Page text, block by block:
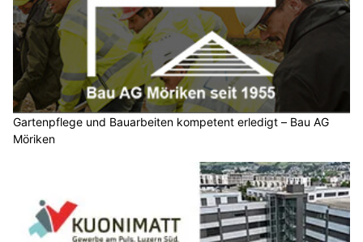
Gartenpflege und Bauarbeiten kompetent erledigt – Bau AG
Möriken